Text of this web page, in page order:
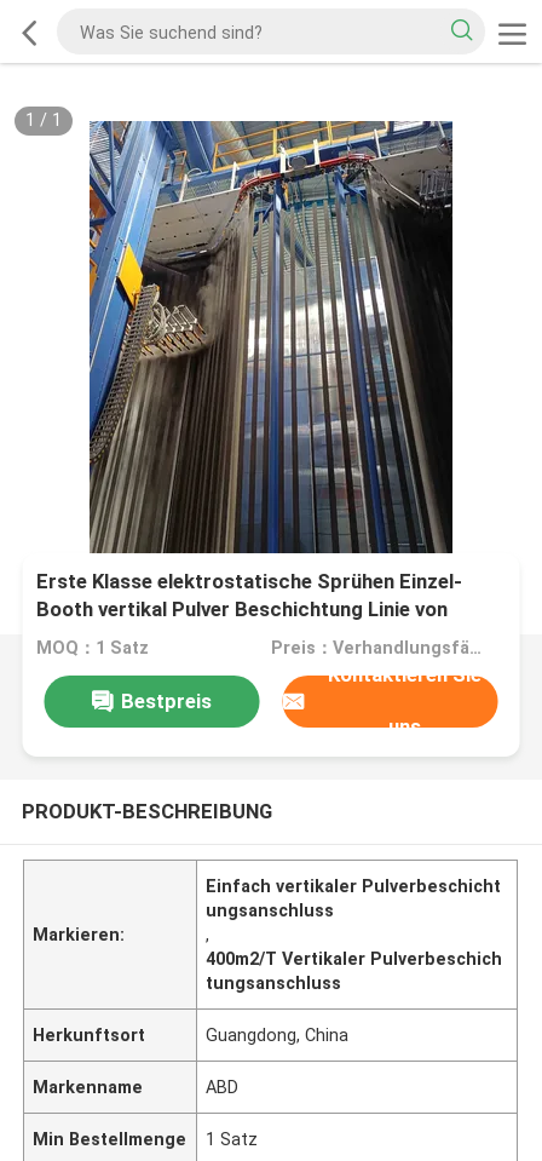
1 / 1
Erste Klasse elektrostatische Sprühen Einzel-
Booth vertikal Pulver Beschichtung Linie von
Aluminiumlegierung Profil mit 400m2/T
MOQ：1 Satz Preis：Verhandlungsfähig
Bestpreis
Kontaktieren Sie
uns
PRODUKT-BESCHREIBUNG
Markieren:
Einfach vertikaler Pulverbeschicht
ungsanschluss
,
400m2/T Vertikaler Pulverbeschich
tungsanschluss
Herkunftsort Guangdong, China
Markenname ABD
Min Bestellmenge 1 Satz